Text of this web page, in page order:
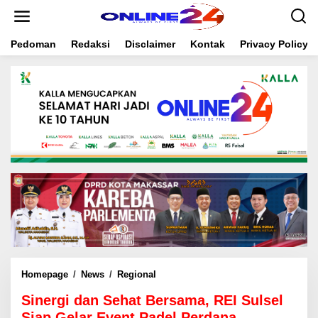
t
Pedoman Redaksi Disclaimer Kontak Privacy Policy
Homepage / News / Regional
n
e
Sinergi dan Sehat Bersama, REI Sulsel